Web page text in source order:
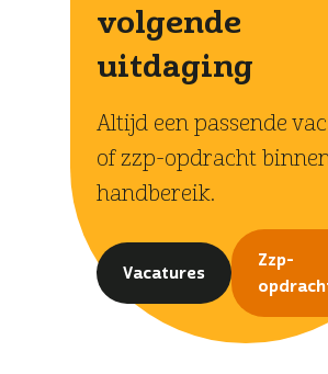
volgende
uitdaging
Altijd een passende
of zzp-opdracht
handbereik.
Vacatures
Zzp-